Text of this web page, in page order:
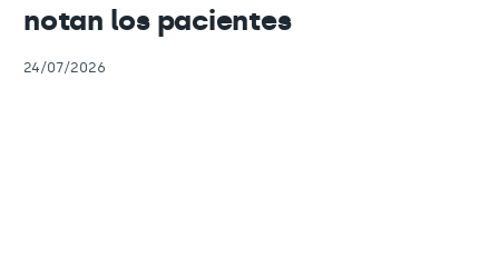
notan los pacientes
24/07/2026